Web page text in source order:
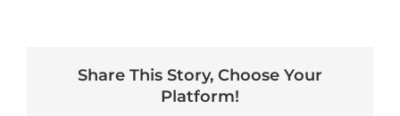
Share This Story, Choose Your
Platform!